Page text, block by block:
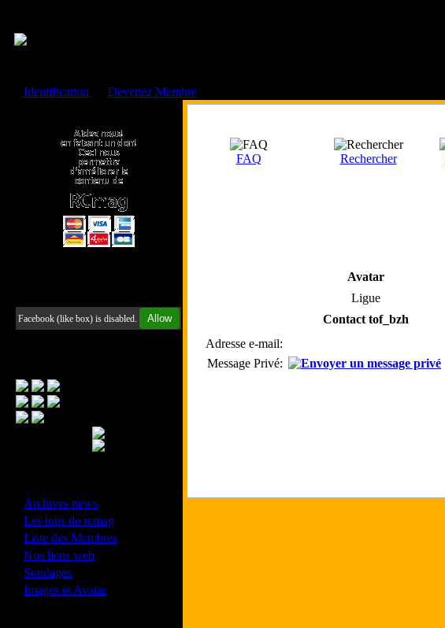
Identification Devenez Membre
Facebook (like box) is disabled. Allow
Archives news
Les tops de rcmag
Liste des Membres
Nos liens web
Sondages
Images et Avatar
FAQ Rechercher
Avatar
Ligue
Contact tof_bzh
Adresse e-mail:
Message Privé: